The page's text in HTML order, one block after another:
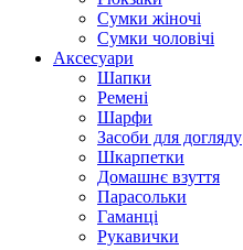
Сумки жіночі
Сумки чоловічі
Аксеcуари
Шапки
Ремені
Шарфи
Засоби для догляду
Шкарпетки
Домашнє взуття
Парасольки
Гаманці
Рукавички